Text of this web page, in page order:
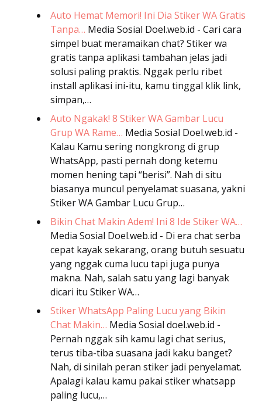
Auto Hemat Memori! Ini Dia Stiker WA Gratis
Tanpa… Media Sosial Doel.web.id - Cari cara
simpel buat meramaikan chat? Stiker wa
gratis tanpa aplikasi tambahan jelas jadi
solusi paling praktis. Nggak perlu ribet
install aplikasi ini-itu, kamu tinggal klik link,
simpan,…
Auto Ngakak! 8 Stiker WA Gambar Lucu
Grup WA Rame… Media Sosial Doel.web.id -
Kalau Kamu sering nongkrong di grup
WhatsApp, pasti pernah dong ketemu
momen hening tapi “berisi”. Nah di situ
biasanya muncul penyelamat suasana, yakni
Stiker WA Gambar Lucu Grup…
Bikin Chat Makin Adem! Ini 8 Ide Stiker WA…
Media Sosial Doel.web.id - Di era chat serba
cepat kayak sekarang, orang butuh sesuatu
yang nggak cuma lucu tapi juga punya
makna. Nah, salah satu yang lagi banyak
dicari itu Stiker WA…
Stiker WhatsApp Paling Lucu yang Bikin
Chat Makin… Media Sosial doel.web.id -
Pernah nggak sih kamu lagi chat serius,
terus tiba-tiba suasana jadi kaku banget?
Nah, di sinilah peran stiker jadi penyelamat.
Apalagi kalau kamu pakai stiker whatsapp
paling lucu,…